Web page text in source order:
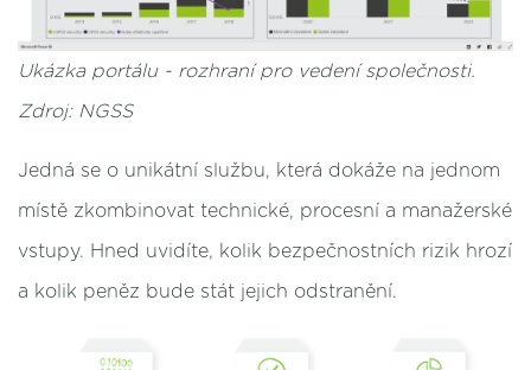
Ukázka portálu - rozhraní pro vedení společnosti.
Zdroj: NGSS
Jedná se o unikátní službu, která dokáže na jednom
místě zkombinovat technické, procesní a manažerské
vstupy. Hned uvidíte, kolik bezpečnostních rizik hrozí
a kolik peněz bude stát jejich odstranění.